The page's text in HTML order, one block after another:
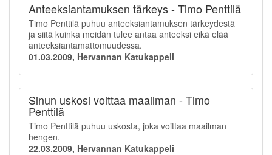
Anteeksiantamuksen tärkeys - Timo Penttilä
Timo Penttilä puhuu anteeksiantamuksen tärkeydestä
ja siitä kuinka meidän tulee antaa anteeksi eikä elää
anteeksiantamattomuudessa.
01.03.2009, Hervannan Katukappeli
Sinun uskosi voittaa maailman - Timo
Penttilä
Timo Penttilä puhuu uskosta, joka voittaa maailman
hengen.
22.03.2009, Hervannan Katukappeli